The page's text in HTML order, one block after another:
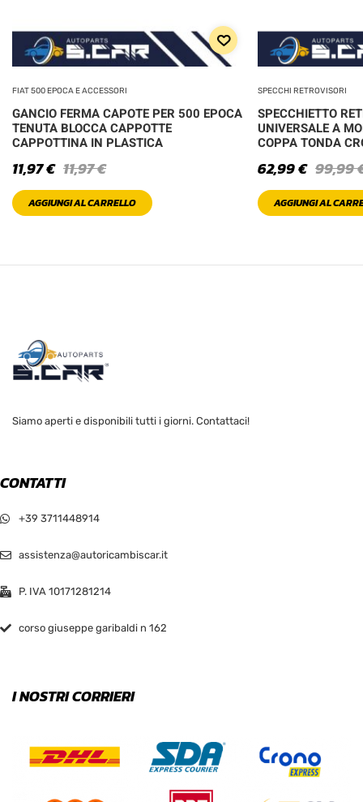
FIAT 500 EPOCA E ACCESSORI
GANCIO FERMA CAPOTE PER 500 EPOCA
TENUTA BLOCCA CAPPOTTE
CAPPOTTINA IN PLASTICA
11,97€
11,97€
AGGIUNGI AL CARRELLO
SPECCHI RETROVISORI
SPECCHIETTO
UNIVERSALE A
COPPA TONDA
99,99
62,99€
AGGIUNGI AL
Siamo aperti e disponibili tutti i giorni. Contattaci!
CONTATTI
+39 3711448914
assistenza@autoricambiscar.it
P. IVA 10171281214
corso giuseppe garibaldi n 162
I NOSTRI CORRIERI